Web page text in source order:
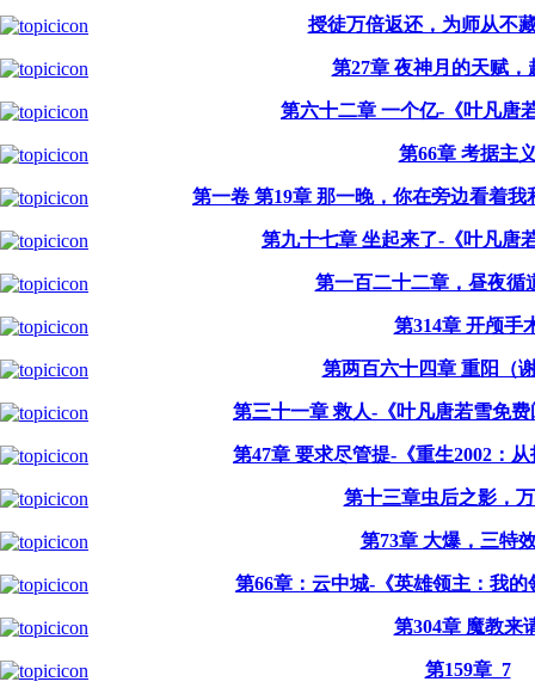
授徒万倍返还，为师从不
第27章 夜神月的天赋，
第六十二章 一个亿-《叶凡唐
第66章 考据主
第一卷 第19章 那一晚，你在旁边看着
第九十七章 坐起来了-《叶凡唐
第一百二十二章，昼夜循
第314章 开颅手
第两百六十四章 重阳（
第三十一章 救人-《叶凡唐若雪免
第47章 要求尽管提-《重生2002：
第十三章虫后之影，
第73章 大爆，三特
第66章：云中城-《英雄领主：我
第304章 魔教来
第159章_7